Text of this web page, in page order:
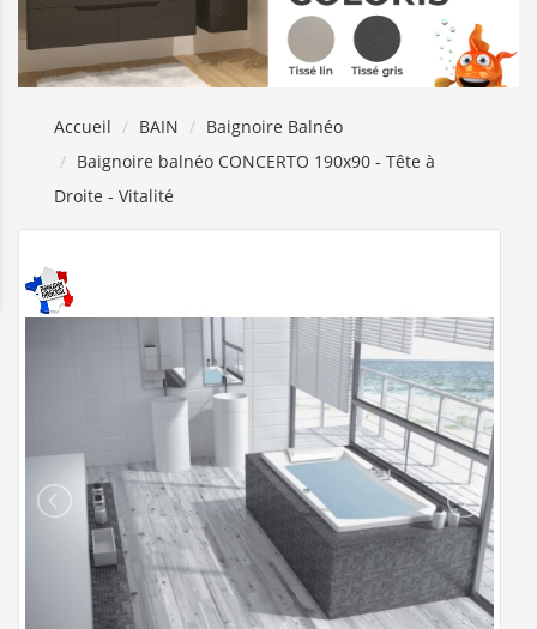
Accueil BAIN
Baignoire Balnéo
Baignoire balnéo CONCERTO 190x90 - Tête à
Droite - Vitalité